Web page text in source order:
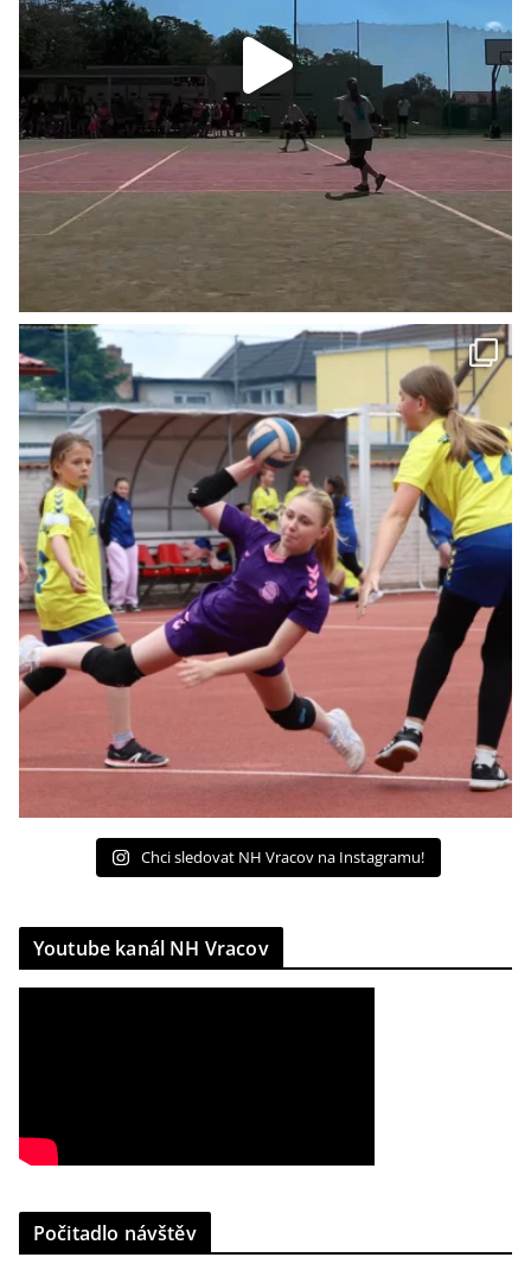
Chci sledovat NH Vracov na Instagramu!
Youtube kanál NH Vracov
Počitadlo návštěv